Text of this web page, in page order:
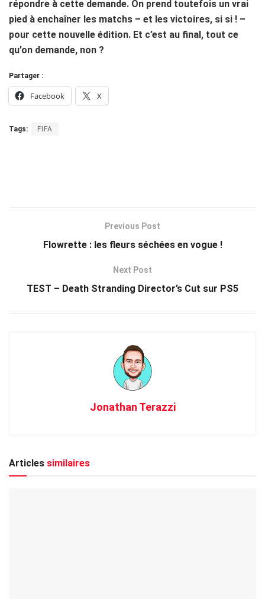
répondre à cette demande. On prend toutefois un vrai
pied à enchaîner les matchs – et les victoires, si si ! –
pour cette nouvelle édition. Et c’est au final, tout ce
qu’on demande, non ?
Partager :
Facebook X
Tags: FIFA
Previous Post
Flowrette : les fleurs séchées en vogue !
Next Post
TEST – Death Stranding Director’s Cut sur PS5
Jonathan Terazzi
Articles similaires